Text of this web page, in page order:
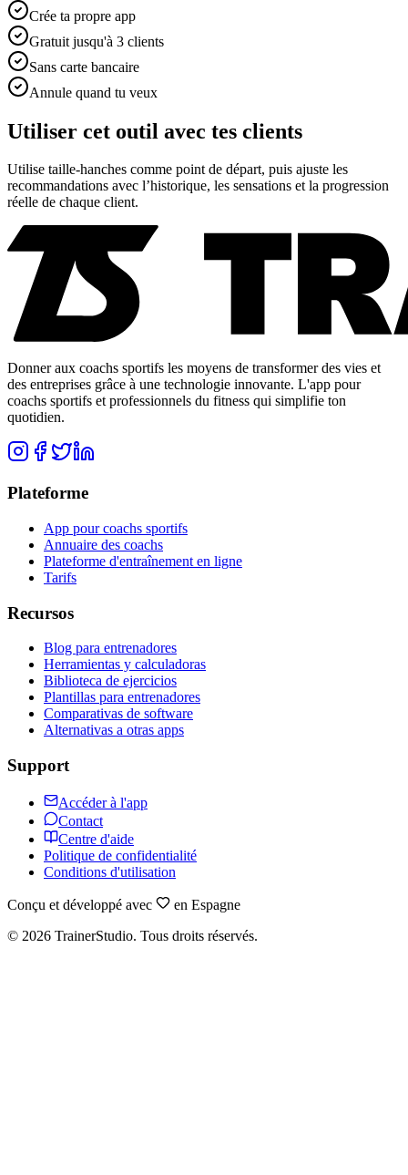
Crée ta propre app
Gratuit jusqu'à 3 clients
Sans carte bancaire
Annule quand tu veux
Utiliser cet outil avec tes clients
Utilise taille-hanches comme point de départ, puis ajuste les
recommandations avec l’historique, les sensations et la progression
réelle de chaque client.
Donner aux coachs sportifs les moyens de transformer des vies et
des entreprises grâce à une technologie innovante. L'app pour
coachs sportifs et professionnels du fitness qui simplifie ton
quotidien.
Plateforme
App pour coachs sportifs
Annuaire des coachs
Plateforme d'entraînement en ligne
Tarifs
Recursos
Blog para entrenadores
Herramientas y calculadoras
Biblioteca de ejercicios
Plantillas para entrenadores
Comparativas de software
Alternativas a otras apps
Support
Accéder à l'app
Contact
Centre d'aide
Politique de confidentialité
Conditions d'utilisation
Conçu et développé avec
en Espagne
© 2026 TrainerStudio. Tous droits réservés.